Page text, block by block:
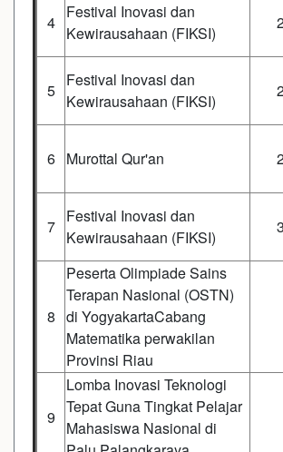
4
Festival Inovasi dan
Kewirausahaan (FIKSI)
5
Festival Inovasi dan
Kewirausahaan (FIKSI)
6 Murottal Qur'an
7
Festival Inovasi dan
Kewirausahaan (FIKSI)
3
8
Peserta Olimpiade Sains
Terapan Nasional (OSTN)
di YogyakartaCabang
Matematika perwakilan
Provinsi Riau
9
Lomba Inovasi Teknologi
Tepat Guna Tingkat Pelajar
Mahasiswa Nasional di